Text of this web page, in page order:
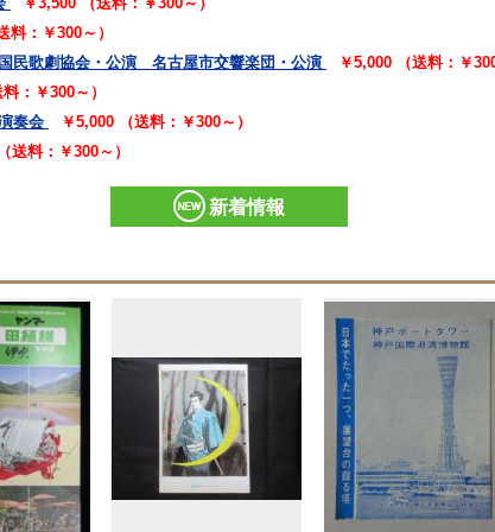
料：￥300～）
民歌劇協会・公演 名古屋市交響楽団・公演
￥5,000 （送料：￥
：￥300～）
奏会
￥5,000 （送料：￥300～）
送料：￥300～）
新着情報